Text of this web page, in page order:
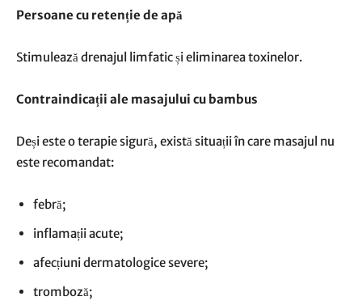
Persoane cu retenție de apă
Stimulează drenajul limfatic și eliminarea toxinelor.
Contraindicații ale masajului cu bambus
Deși este o terapie sigură, există situații în care masajul nu
este recomandat:
febră;
inflamații acute;
afecțiuni dermatologice severe;
tromboză;